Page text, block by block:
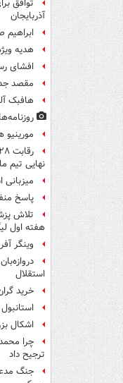
توافق
آذربایجان
هدیه
افشای
مقصد
هافبک
روزنامه‌های
مورینیو
نهایی تیم
میزبانی
پاسخ
تلاش
هفته اول
وینگر
استقلال
خرید
اشکال
چرا
ترجیح داد
جنگ